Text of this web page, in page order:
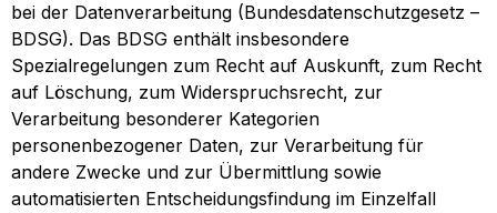
bei der Datenverarbeitung (Bundesdatenschutzgesetz –
BDSG). Das BDSG enthält insbesondere
Spezialregelungen zum Recht auf Auskunft, zum Recht
auf Löschung, zum Widerspruchsrecht, zur
Verarbeitung besonderer Kategorien
personenbezogener Daten, zur Verarbeitung für
andere Zwecke und zur Übermittlung sowie
automatisierten Entscheidungsfindung im Einzelfall